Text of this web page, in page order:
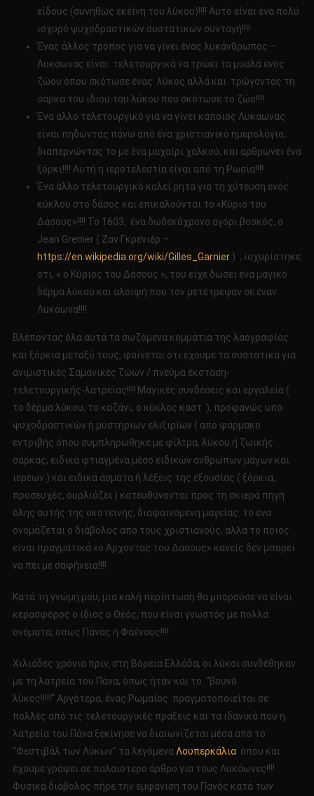
είδους (συνήθως εκείνη του λύκου)!!!! Αυτό είναι ένα πολύ
ισχυρό ψυχοδραστικών συστατικών συνταγή!!!!
Ένας άλλος τρόπος για να γίνει ένας λυκάνθρωπος –
Λυκάωνας είναι τελετουργικά να τρώει τα μυαλά ενός
ζώου όπου σκότωσε ένας λύκος αλλά και τρώγοντας τη
σάρκα του ίδιου του λύκου που σκότωσε το ζώο!!!!
Ένα άλλο τελετουργικό για να γίνει κάποιος Λυκάωνας
είναι πηδώντας πάνω από ένα χριστιανικό ημερολόγιο,
διαπερνώντας το με ένα μαχαίρι χαλκού, και αρθρώνει ένα
ξόρκι!!!! Αυτή η ιεροτελεστία είναι από τη Ρωσία!!!!
Ένα άλλο τελετουργικό καλεί ρητά για τη χύτευση ενός
κύκλου στο δάσος και επικαλούνται το «Κύριο του
Δάσους»!!!! Το 1603, ένα δωδεκάχρονο αγόρι βοσκός, ο
Jean Grenier ( Zαν Γκρενιέρ –
https://en.wikipedia.org/wiki/Gilles_Garnier) , ισχυρίστηκε
ότι, « ο Κύριος του Δάσους », του είχε δώσει ένα μαγικό
δέρμα λύκου και αλοιφή που τον μετέτρεψαν σε έναν
Λυκάωνα!!!!
Βλέποντας όλα αυτά τα σωζόμενα κομμάτια της λαογραφίας
και ξόρκια μεταξύ τους, φαίνεται ότι έχουμε τα συστατικά για
ανιμιστικές Σαμανικές ζώων / πνεύμα έκσταση-
τελετουργικής-λατρείας!!!! Μαγικές συνδέσεις και εργαλεία (
το δέρμα λύκου, το καζάνι, ο κύκλος καστ ), προφανώς υπό
ψυχοδραστικών ή μυστήριων ελιξιρίων ( από φάρμακο
εντριβής όπου συμπληρώθηκε με φίλτρα, λύκου ή ζωικής
σάρκας, ειδικά φτιαγμένα μέσο ειδικών ανθρώπων μάγων και
ιερέων ) και ειδικά άσματα ή λέξεις της εξουσίας ( ξόρκια,
προσευχές, ουρλιάζει ) κατευθύνονται προς τη σκιερά πηγή
όλης αυτής της σκοτεινής, διαφαινόμενη μαγείας: το ένα
ονομάζεται ο διάβολος από τους χριστιανούς, αλλά το ποιος
είναι πραγματικά «ο Άρχοντας του Δάσους» κανείς δεν μπορεί
να πει με σαφήνεια!!!!
Κατά τη γνώμη μου, μια καλή περίπτωση θα μπορούσε να είναι
κερασφόρος ο ίδιος ο Θεός, που είναι γνωστός με πολλά
ονόματα, όπως Πάνας ή Φαένους!!!!
Χιλιάδες χρόνια πριν, στη Βόρεια Ελλάδα, οι λύκοι συνδέθηκαν
με τη λατρεία του Πάνα, όπως ήταν και το “βουνό
λύκος!!!!!” Αργότερα, ένας Ρωμαίος πραγματοποιείται σε
πολλές από τις τελετουργικές πράξεις και τα ιδανικά που η
λατρεία του Πάνα ξεκίνησε να διαιωνίζεται μέσα από το
“Φεστιβάλ των Λύκων” τα λεγόμενα Λουπερκάλιαόπου και
έχουμε γράψει σε παλαιότερο άρθρο για τους Λυκάωνες!!!!
Φυσικά διάβολος πήρε την εμφάνιση του Πανός κατά των